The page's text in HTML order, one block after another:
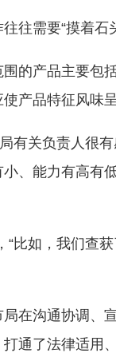
往需要“摸着石
的产品主要包
产品特征风味
有关负责人很
、能力有高有
如，我们查
在沟通协调、
通了法律适用